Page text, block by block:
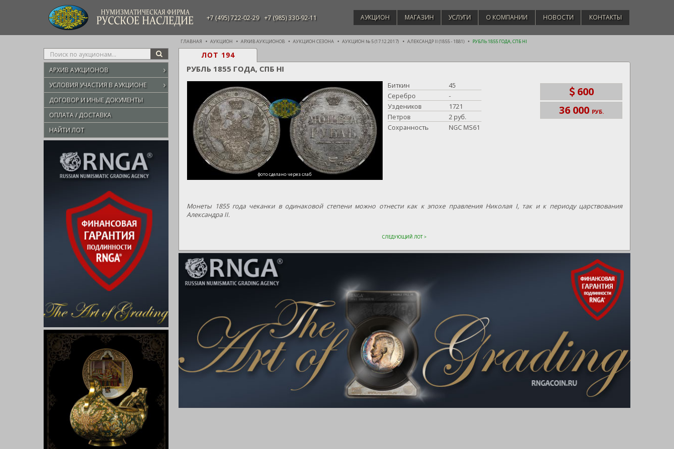
НУМИЗМАТИЧЕСКАЯ ФИРМА
РУССКОЕ НАСЛЕДИЕ +7 (495) 722-02-29 +7 (985) 330-92-11 АУКЦИОН МАГАЗИН УСЛУГИ О КОМПАНИИ НОВОСТИ КОНТАКТЫ
ГЛАВНАЯ АУКЦИОН АРХИВ АУКЦИОНОВ АУКЦИОН СЕЗОНА АУКЦИОН № 5 (17.12.2017) АЛЕКСАНДР II (1855 - 1881) РУБЛЬ 1855 ГОДА, СПБ HI
Type
your
search
here
SEARCH
АРХИВ АУКЦИОНОВ
УСЛОВИЯ УЧАСТИЯ В АУКЦИОНЕ
ДОГОВОР И ИНЫЕ ДОКУМЕНТЫ
ОПЛАТА / ДОСТАВКА
НАЙТИ ЛОТ
ЛОТ 194
РУБЛЬ 1855 ГОДА, СПБ HI
фото сделано через слаб
Биткин
45
Серебро
-
Уздеников
1721
Петров
2 руб.
Сохранность
NGC MS61
600
36 000 РУБ.
Монеты 1855 года чеканки в одинаковой степени можно отнести как к эпохе правления Николая I, так и к периоду царствования
Александра II.
СЛЕДУЮЩИЙ ЛОТ >